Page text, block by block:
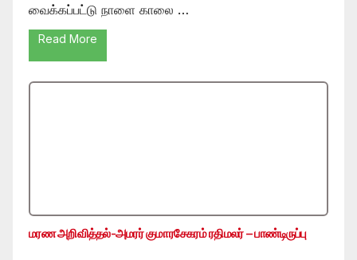
வைக்கப்பட்டு நாளை காலை …
Read More
மரண அறிவித்தல்-அமரர் குமாரசேகரம் ரதிமலர் – பாண்டிருப்பு